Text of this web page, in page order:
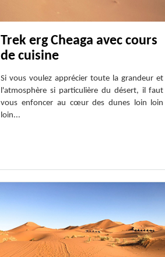
Trek erg Cheaga avec cours
de cuisine
Si vous voulez apprécier toute la grandeur et
l'atmosphère si particulière du désert, il faut
vous enfoncer au cœur des dunes loin loin
loin...